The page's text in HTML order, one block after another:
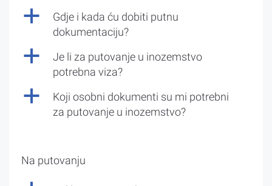
a
Gdje i kada ću dobiti putnu
dokumentaciju?
a
Je li za putovanje u inozemstvo
potrebna viza?
a
Koji osobni dokumenti su mi potrebni
za putovanje u inozemstvo?
Na putovanju